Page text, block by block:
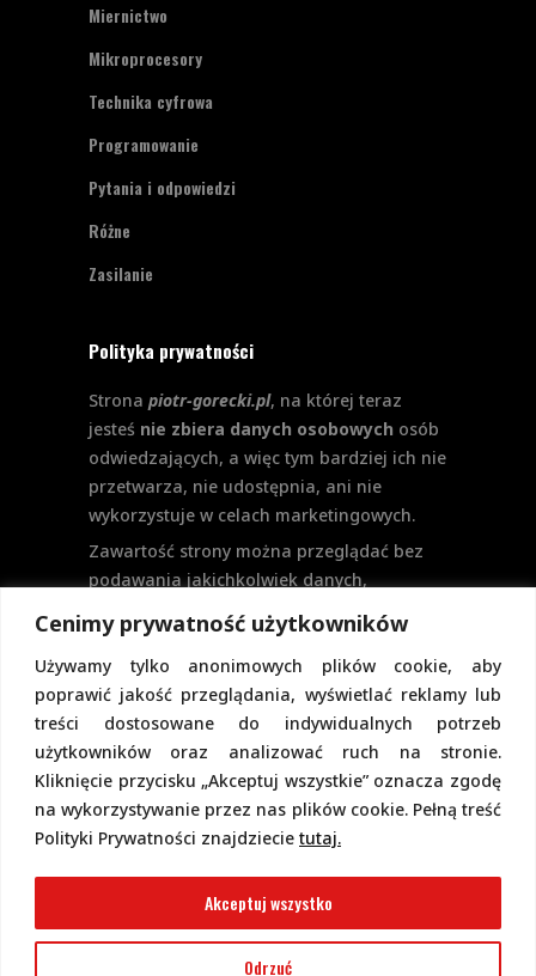
Cenimy prywatność użytkowników
Używamy tylko anonimowych plików cookie, aby
poprawić jakość przeglądania, wyświetlać reklamy lub
treści dostosowane do indywidualnych potrzeb
użytkowników oraz analizować ruch na stronie.
Kliknięcie przycisku „Akceptuj wszystkie” oznacza zgodę
na wykorzystywanie przez nas plików cookie. Pełną treść
Polityki Prywatności znajdziecie tutaj.
Odrzuć
Akceptuj wszystko
Miernictwo
Mikroprocesory
Technika cyfrowa
Programowanie
Pytania i odpowiedzi
Różne
Zasilanie
Polityka prywatności
Strona piotr-gorecki.pl, na której teraz
jesteś nie zbiera danych osobowych osób
odwiedzających, a więc tym bardziej ich nie
przetwarza, nie udostępnia, ani nie
wykorzystuje w celach marketingowych.
Zawartość strony można przeglądać bez
podawania jakichkolwiek danych,
logowanie. Aktualnie na stronie nie
przewiduje się formularzy kontaktowych
ani systemu komentarzy, co wiązałoby się
z udostępnianiem i przetwarzaniem
danych osobowych.
Pełną politykę prywatności znajdziecie
pod tym linkiem.
Polityka Cookies
2022 Copyright @ Piotr Górecki